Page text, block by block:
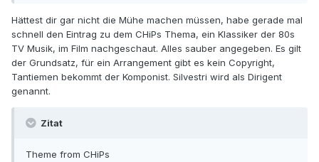
Intro im Film gezeigt, sondern ein Teil der Episode, wo das
Thema in Silvestris Score zu hören war.
So oder so.. cooles Easter-Egg im Film, den ich noch nicht
gesehen habe.
Hättest dir gar nicht die Mühe machen müssen, habe gerade mal
schnell den Eintrag zu dem CHiPs Thema, ein Klassiker der 80s
TV Musik, im Film nachgeschaut. Alles sauber angegeben. Es gilt
der Grundsatz, für ein Arrangement gibt es kein Copyright,
Tantiemen bekommt der Komponist. Silvestri wird als Dirigent
genannt.
Zitat
Theme from CHiPs